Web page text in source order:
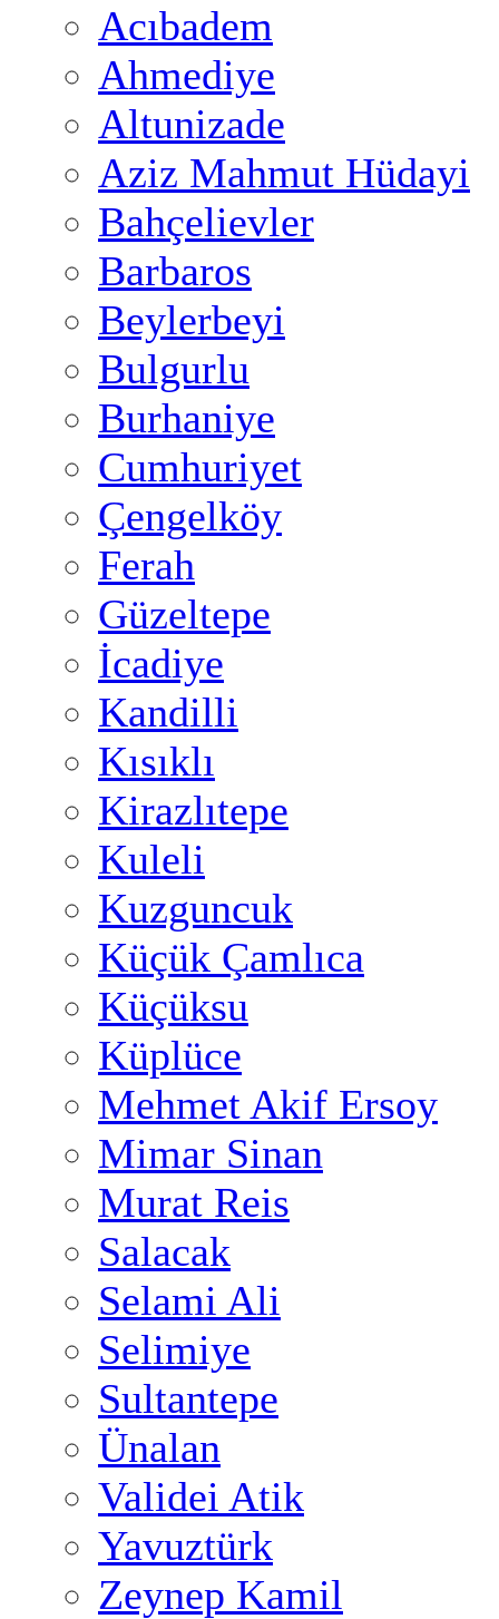
Acıbadem
Ahmediye
Altunizade
Aziz Mahmut Hüdayi
Bahçelievler
Barbaros
Beylerbeyi
Bulgurlu
Burhaniye
Cumhuriyet
Çengelköy
Ferah
Güzeltepe
İcadiye
Kandilli
Kısıklı
Kirazlıtepe
Kuleli
Kuzguncuk
Küçük Çamlıca
Küçüksu
Küplüce
Mehmet Akif Ersoy
Mimar Sinan
Murat Reis
Salacak
Selami Ali
Selimiye
Sultantepe
Ünalan
Validei Atik
Yavuztürk
Zeynep Kamil